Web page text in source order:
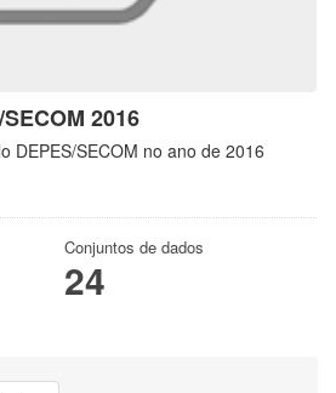
2016
DEPES/SECOM no ano de 2016
Conjuntos de dados
24